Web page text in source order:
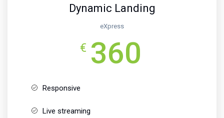
Dynamic Landing
eXpress
€ 360
Responsive
Live streaming